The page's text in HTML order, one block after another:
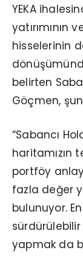
YEKA
yatırımının
hisselerinin
belirten
Göçmen,
“Sabancı
haritamızın
portföy
fazla değer
bulunuyor.
yapmak da